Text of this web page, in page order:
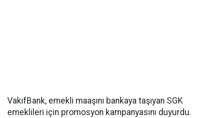
VakıfBank, emekli maaşını bankaya taşıyan SGK
emeklileri için promosyon kampanyasını duyurdu.